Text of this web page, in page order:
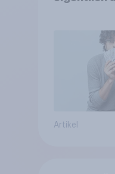
Artikel